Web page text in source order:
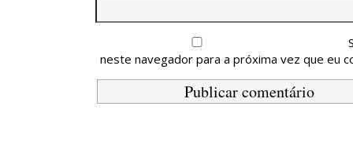
neste navegador para a próxima vez que eu